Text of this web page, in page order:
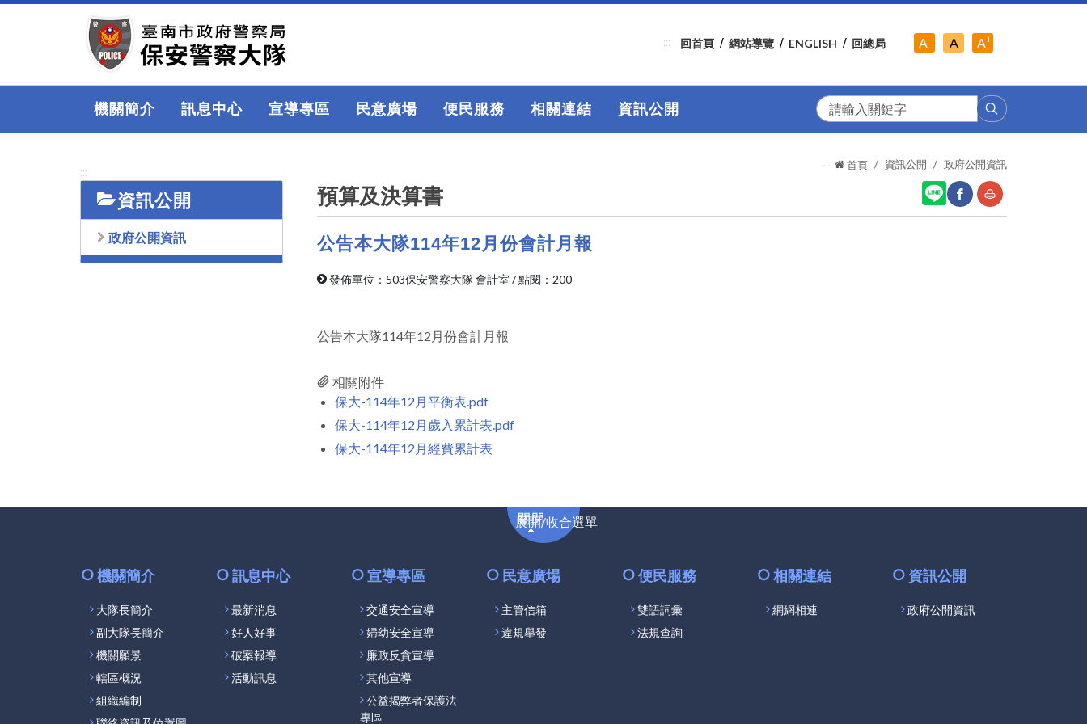
跳
內
::: 回首頁 網站導覽 ENGLISH 回總局 A-
級
A中
A+
級
機關簡介 訊息中心 宣導專區 民意廣場 便民服務 相關連結 資訊公開
搜
尋
:::
資訊公開
政府公開資訊
::: 首頁 資訊公開 政府公開資訊
預算及決算書
公告本大隊114年12月份會計月報
發佈單位：503保安警察大隊 會計室 /點閱：200
公告本大隊114年12月份會計月報
相關附件
保大-114年12月平衡表.pdf
保大-114年12月歲入累計表.pdf
保大-114年12月經費累計表
展開/收合選單
機關簡介
大隊長簡介
副大隊長簡介
機關願景
轄區概況
組織編制
訊息中心
最新消息
好人好事
破案報導
活動訊息
宣導專區
交通安全宣導
婦幼安全宣導
廉政反貪宣導
其他宣導
公益揭弊者保護法
專區
民意廣場
主管信箱
違規舉發
便民服務
雙語詞彙
法規查詢
相關連結
網網相連
資訊公開
政府公開資訊